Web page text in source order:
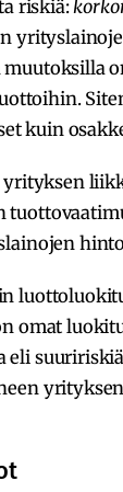
riskiä:
kuin
omat
eli